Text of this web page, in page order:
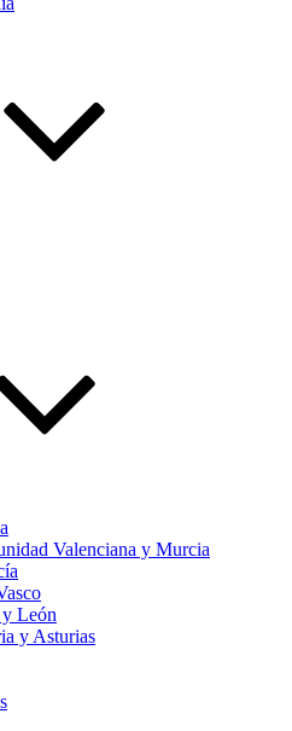
Valenciana y Murcia
y León
y Asturias